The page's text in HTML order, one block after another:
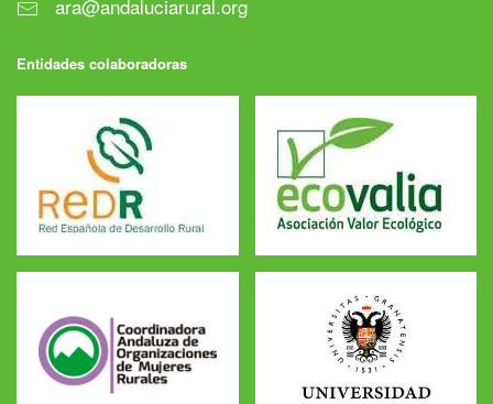
ara@andaluciarural.org
Entidades colaboradoras